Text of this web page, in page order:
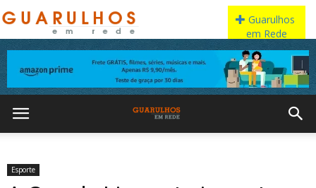
Esporte